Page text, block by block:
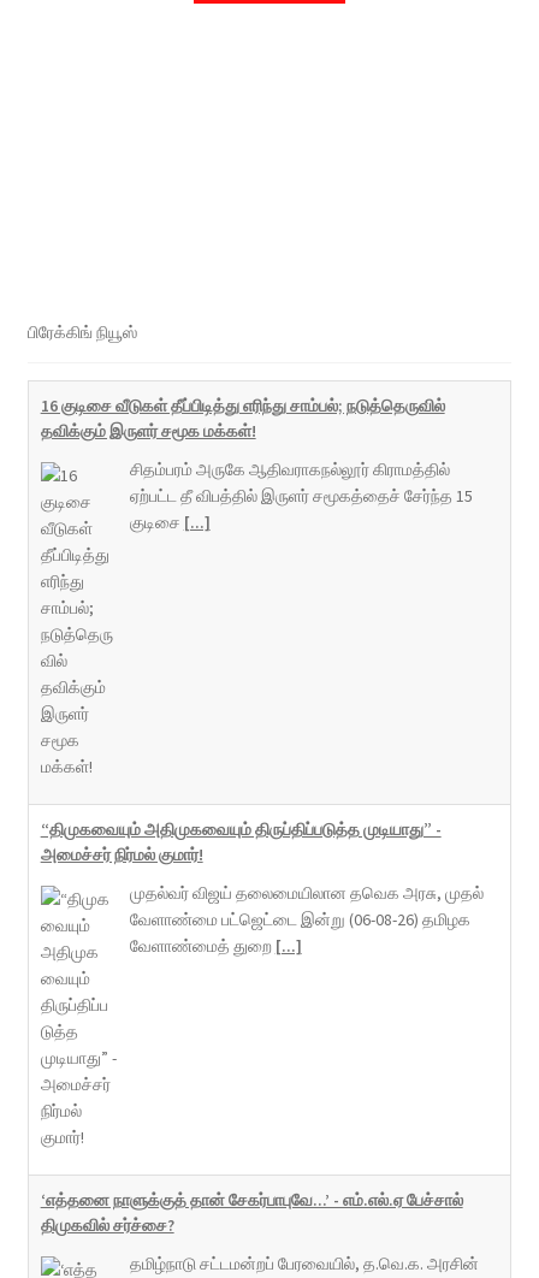
பிரேக்கிங் நியூஸ்
16 குடிசை வீடுகள் தீப்பிடித்து எரிந்து சாம்பல்; நடுத்தெருவில்
தவிக்கும் இருளர் சமூக மக்கள்!
சிதம்பரம் அருகே ஆதிவராகநல்லூர் கிராமத்தில்
ஏற்பட்ட தீ விபத்தில் இருளர் சமூகத்தைச் சேர்ந்த 15
குடிசை [...]
“திமுகவையும் அதிமுகவையும் திருப்திப்படுத்த முடியாது” -
அமைச்சர் நிர்மல் குமார்!
முதல்வர் விஜய் தலைமையிலான தவெக அரசு, முதல்
வேளாண்மை பட்ஜெட்டை இன்று (06-08-26) தமிழக
வேளாண்மைத் துறை [...]
‘எத்தனை நாளுக்குத் தான் சேகர்பாபுவே...’ - எம்.எல்.ஏ பேச்சால்
திமுகவில் சர்ச்சை?
தமிழ்நாடு சட்டமன்றப் பேரவையில், த.வெ.க. அரசின்